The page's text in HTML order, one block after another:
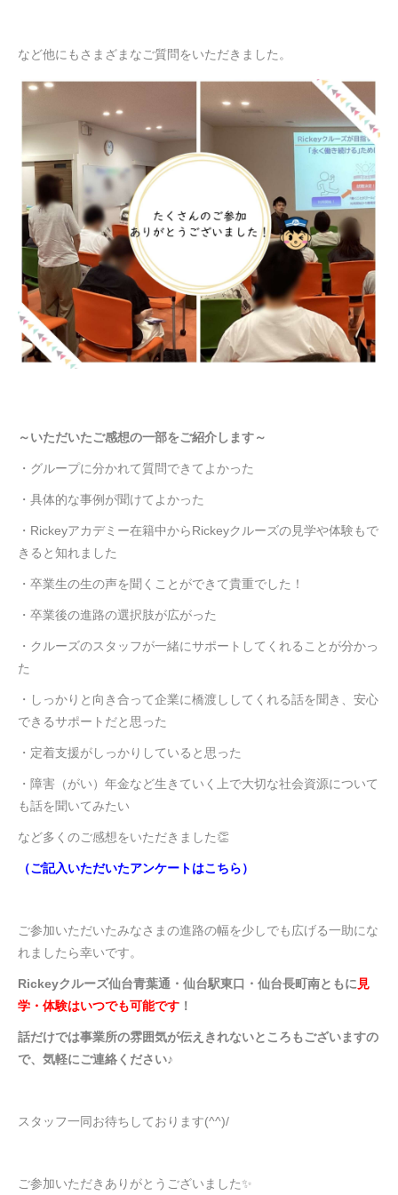
など他にもさまざまなご質問をいただきました。
～いただいたご感想の一部をご紹介します～
・グループに分かれて質問できてよかった
・具体的な事例が聞けてよかった
・Rickeyアカデミー在籍中からRickeyクルーズの見学や体験もで
きると知れました
・卒業生の生の声を聞くことができて貴重でした！
・卒業後の進路の選択肢が広がった
・クルーズのスタッフが一緒にサポートしてくれることが分かっ
た
・しっかりと向き合って企業に橋渡ししてくれる話を聞き、安心
できるサポートだと思った
・定着支援がしっかりしていると思った
・障害（がい）年金など生きていく上で大切な社会資源について
も話を聞いてみたい
など多くのご感想をいただきました👏
（ご記入いただいたアンケートはこちら）
ご参加いただいたみなさまの進路の幅を少しでも広げる一助にな
れましたら幸いです。
Rickeyクルーズ仙台青葉通・仙台駅東口・仙台長町南ともに見
学・体験はいつでも可能です ！
話だけでは事業所の雰囲気が伝えきれないところもございますの
で、気軽にご連絡ください♪
スタッフ一同お待ちしております(^^)/
ご参加いただきありがとうございました✨